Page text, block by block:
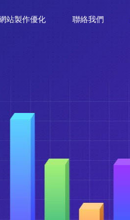
站製作優化 聯絡我們